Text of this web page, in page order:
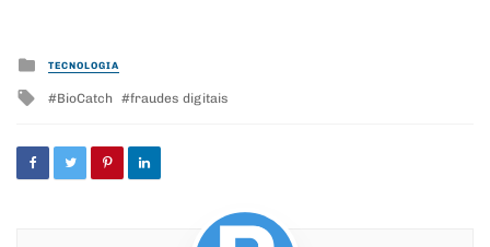
Posted
in
TECNOLOGIA
Tagged
BioCatch fraudes digitais